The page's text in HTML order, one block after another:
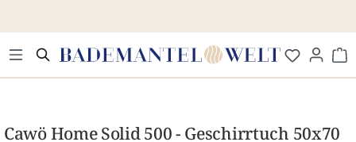
Cawö Home Solid 500 - Geschirrtuch 50x70